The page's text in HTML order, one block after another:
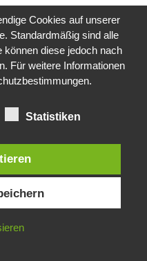
die weitere Nutzung dieser
Cookies zu.
Cookies auf unserer
Standardmäßig sind alle
können diese jedoch nach
Für weitere Informationen
Statistiken